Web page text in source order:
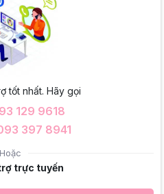
tốt nhất. Hãy gọi
129 9618
397 8941
Hoặc
trực tuyến